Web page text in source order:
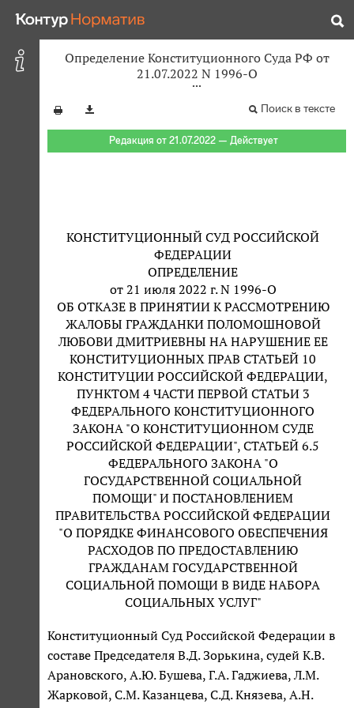
Определение Конституционного Суда РФ от
21.07.2022 N 1996-О
Поиск в тексте
Редакция от 21.07.2022 — Действует
КОНСТИТУЦИОННЫЙ СУД РОССИЙСКОЙ
ФЕДЕРАЦИИ
ОПРЕДЕЛЕНИЕ
от 21 июля 2022 г. N 1996-О
ОБ ОТКАЗЕ В ПРИНЯТИИ К РАССМОТРЕНИЮ
ЖАЛОБЫ ГРАЖДАНКИ ПОЛОМОШНОВОЙ
ЛЮБОВИ ДМИТРИЕВНЫ НА НАРУШЕНИЕ ЕЕ
КОНСТИТУЦИОННЫХ ПРАВ СТАТЬЕЙ 10
КОНСТИТУЦИИ РОССИЙСКОЙ ФЕДЕРАЦИИ,
ПУНКТОМ 4 ЧАСТИ ПЕРВОЙ СТАТЬИ 3
ФЕДЕРАЛЬНОГО КОНСТИТУЦИОННОГО
ЗАКОНА "О КОНСТИТУЦИОННОМ СУДЕ
РОССИЙСКОЙ ФЕДЕРАЦИИ", СТАТЬЕЙ 6.5
ФЕДЕРАЛЬНОГО ЗАКОНА "О
ГОСУДАРСТВЕННОЙ СОЦИАЛЬНОЙ
ПОМОЩИ" И ПОСТАНОВЛЕНИЕМ
ПРАВИТЕЛЬСТВА РОССИЙСКОЙ ФЕДЕРАЦИИ
"О ПОРЯДКЕ ФИНАНСОВОГО ОБЕСПЕЧЕНИЯ
РАСХОДОВ ПО ПРЕДОСТАВЛЕНИЮ
ГРАЖДАНАМ ГОСУДАРСТВЕННОЙ
СОЦИАЛЬНОЙ ПОМОЩИ В ВИДЕ НАБОРА
СОЦИАЛЬНЫХ УСЛУГ"
Конституционный Суд Российской Федерации в
составе Председателя В.Д. Зорькина, судей К.В.
Арановского, А.Ю. Бушева, Г.А. Гаджиева, Л.М.
Жарковой, С.М. Казанцева, С.Д. Князева, А.Н.